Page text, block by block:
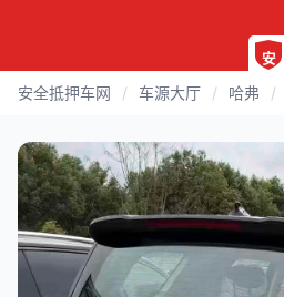
安全抵押车网 / 车源大厅 / 哈弗 /